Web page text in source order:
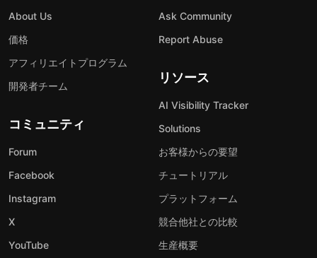
About Us
価格
アフィリエイトプログラム
開発者チーム
コミュニティ
Forum
Facebook
Instagram
X
YouTube
Ask Community
Report Abuse
リソース
AI Visibility Tracker
Solutions
お客様からの要望
チュートリアル
プラットフォーム
競合他社との比較
生産概要